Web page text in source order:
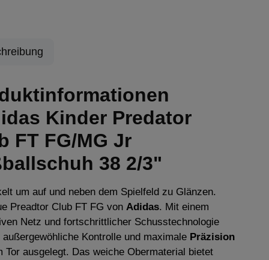
Kinder Predator
FT FG/MG Jr
38 2/3"
um auf und neben dem Spielfeld zu Glänzen.
Preadtor Club FT FG von Adidas. Mit einem
Netz und fortschrittlicher Schusstechnologie
Kontrolle und maximale Präzision
Tor ausgelegt. Das weiche Obermaterial bietet